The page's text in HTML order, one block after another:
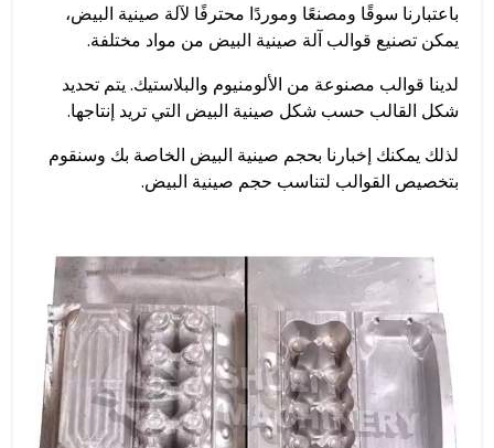
باعتبارنا سوقًا ومصنعًا وموردًا محترفًا لآلة صينية البيض،
يمكن تصنيع قوالب آلة صينية البيض من مواد مختلفة.
لدينا قوالب مصنوعة من الألومنيوم والبلاستيك. يتم تحديد
شكل القالب حسب شكل صينية البيض التي تريد إنتاجها.
لذلك يمكنك إخبارنا بحجم صينية البيض الخاصة بك وسنقوم
بتخصيص القوالب لتناسب حجم صينية البيض.